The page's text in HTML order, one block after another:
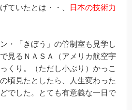
ていたとは・・、
日本の技術力
・「きぼう」の管制室も見学し
見るＮＡＳＡ（アメリカ航空宇
くり。（ただし小ぶり）かっこ
頃見たとしたら、人生変わった
でした。とても有意義な一日で